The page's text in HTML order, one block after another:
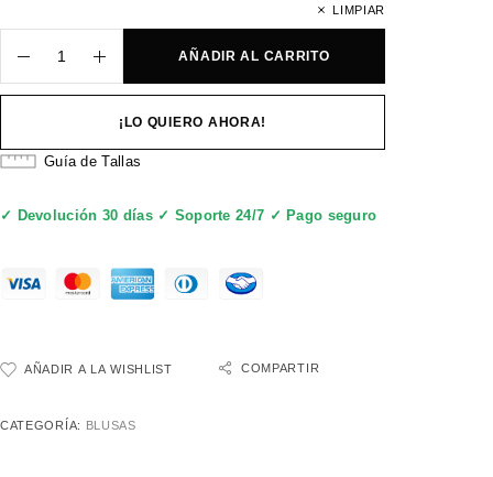
LIMPIAR
AÑADIR AL CARRITO
¡LO QUIERO AHORA!
Guía de Tallas
✓ Devolución 30 días ✓ Soporte 24/7 ✓ Pago seguro
AÑADIR A LA WISHLIST COMPARTIR
CATEGORÍA: BLUSAS